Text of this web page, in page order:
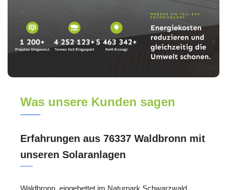
Was unsere Kunden sagen
Erfahrungen aus 76337 Waldbronn mit
unseren Solaranlagen